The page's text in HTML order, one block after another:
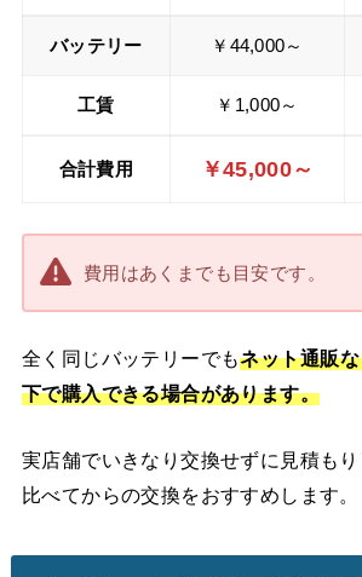
バッテリー ￥44,000～
工賃 ￥1,000～
合計費用 ￥45,000～
費用はあくまでも目安です。
全く同じバッテリーでもネット通販
下で購入できる場合があります。
実店舗でいきなり交換せずに見積も
比べてからの交換をおすすめします。